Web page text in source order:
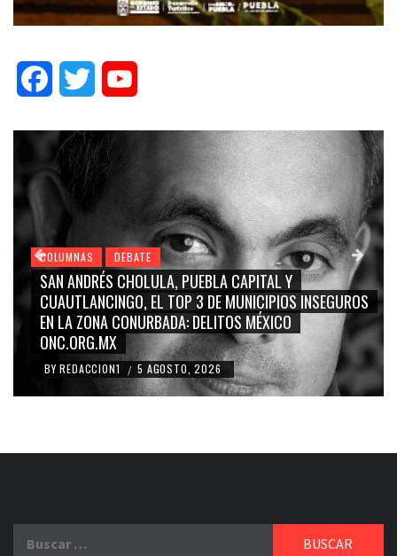
FacebookTwitter
COLUMNAS DEBATE
SAN ANDRÉS CHOLULA, PUEBLA CAPITAL Y
CUAUTLANCINGO, EL TOP 3 DE MUNICIPIOS INSEGUROS
EN LA ZONA CONURBADA: DELITOS MÉXICO
ONC.ORG.MX
BY REDACCION1 / 5 AGOSTO, 2026